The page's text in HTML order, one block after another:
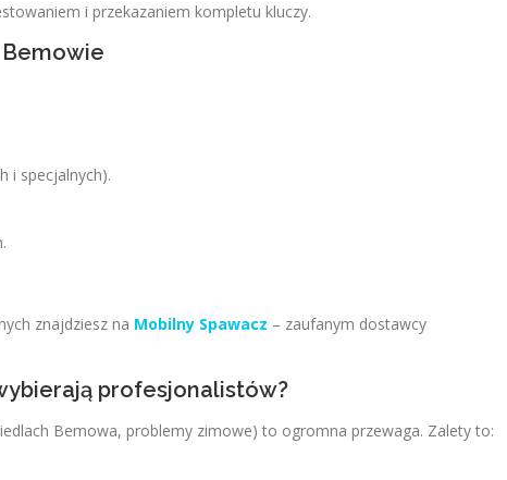
i przekazaniem kompletu kluczy.
Bemowie
i specjalnych).
znajdziesz na Mobilny Spawacz – zaufanym dostawcy
profesjonalistów?
Bemowa, problemy zimowe) to ogromna przewaga. Zalety to: